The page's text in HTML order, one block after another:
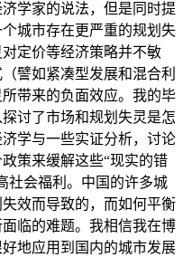
学家的说法，但是同时提
城市存在更严重的规划失
定价等经济策略并不敏
譬如紧凑型发展和混合利
带来的负面效应。我的毕
讨了市场和规划失灵是怎
学与一些实证分析，讨论
策来缓解这些“现实的错
社会福利。中国的许多城
效而导致的，而如何平衡
临的难题。我相信我在博
地应用到国内的城市发展